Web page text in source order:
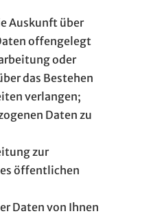
Auskunft über
offengelegt
oder
das Bestehen
verlangen;
Daten zu
zur
öffentlichen
Daten von Ihnen